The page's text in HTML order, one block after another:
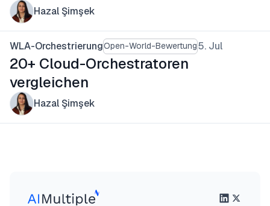
Hazal Şimşek
WLA-OrchestrierungOpen-World-Bewertung5. Jul
20+ Cloud-Orchestratoren
vergleichen
Hazal Şimşek